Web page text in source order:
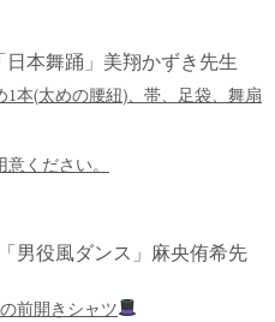
本舞踊」美翔かずき先生
1本(太めの腰紐)、帯、足袋、舞扇
意ください。
男役風ダンス」麻央侑希先
前開きシャツ